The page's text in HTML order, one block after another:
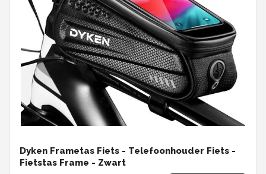
Dyken Frametas Fiets - Telefoonhouder Fiets -
Fietstas Frame - Zwart